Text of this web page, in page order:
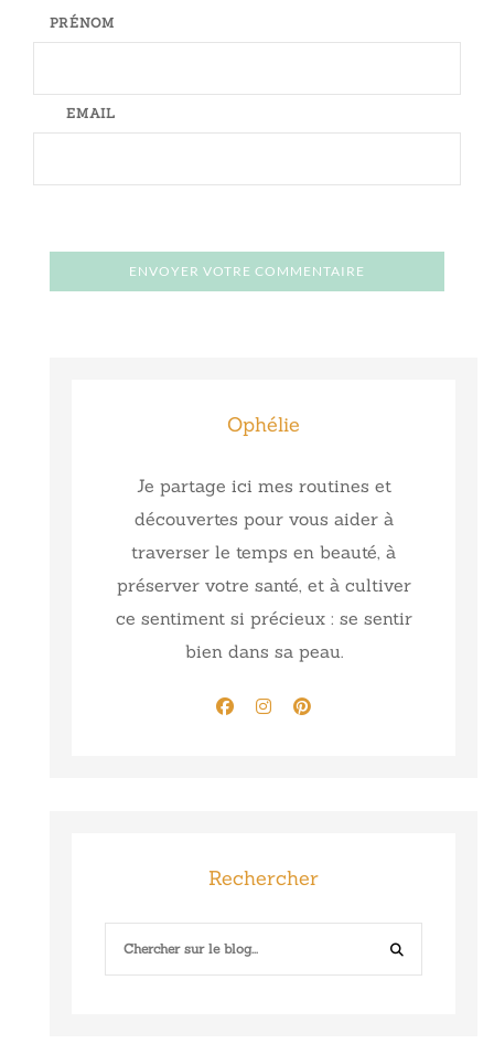
PRÉNOM
EMAIL
Ophélie
Je partage ici mes routines et
découvertes pour vous aider à
traverser le temps en beauté, à
préserver votre santé, et à cultiver
ce sentiment si précieux : se sentir
bien dans sa peau.
Rechercher